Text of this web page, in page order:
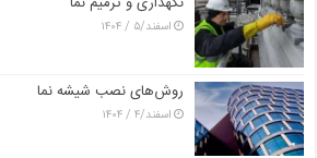
اسفند/۵ / ۱۴۰۴
روش‌های نصب شیشه نما
اسفند/۴ / ۱۴۰۴